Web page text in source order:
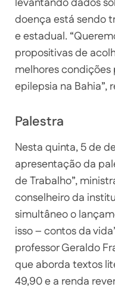
doença está sendo
e estadual.
propositivas de
melhores condições
epilepsia na Bahia”,
Palestra
Nesta quinta, 5 de
apresentação da
de Trabalho”,
conselheiro da
simultâneo o
isso – contos da
professor Geraldo
que aborda textos
49,90 e a renda